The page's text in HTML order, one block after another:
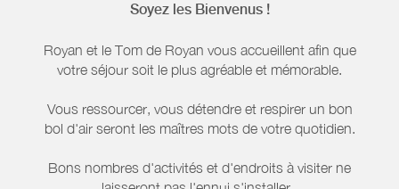
Soyez les Bienvenus !
Royan et le Tom de Royan vous accueillent afin que
votre séjour soit le plus agréable et mémorable.
Vous ressourcer, vous détendre et respirer un bon
bol d'air seront les maîtres mots de votre quotidien.
Bons nombres d'activités et d'endroits à visiter ne